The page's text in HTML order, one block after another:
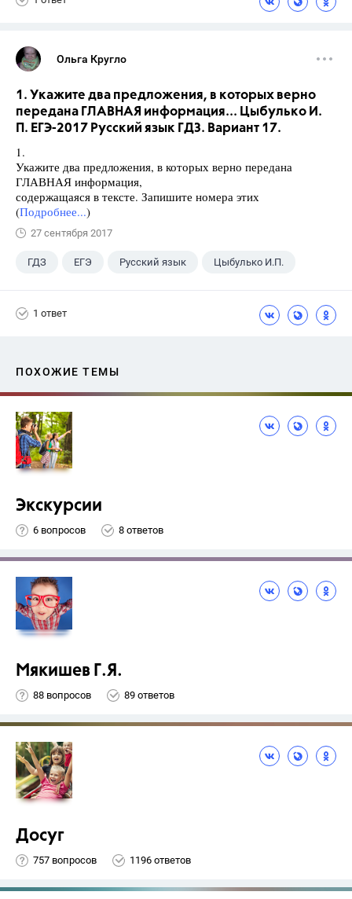
Ольга Кругло
1. Укажите два предложения, в которых верно
передана ГЛАВНАЯ информация... Цыбулько И.
П. ЕГЭ-2017 Русский язык ГДЗ. Вариант 17.
1.
Укажите два предложения, в которых верно передана
ГЛАВНАЯ информация,
содержащаяся в тексте. Запишите номера этих
(Подробнее...)
27 сентября 2017
ГДЗ ЕГЭ Русский язык Цыбулько И.П.
1 ответ
ПОХОЖИЕ ТЕМЫ
Экскурсии
6 вопросов 8 ответов
Мякишев Г.Я.
88 вопросов 89 ответов
Досуг
757 вопросов 1196 ответов